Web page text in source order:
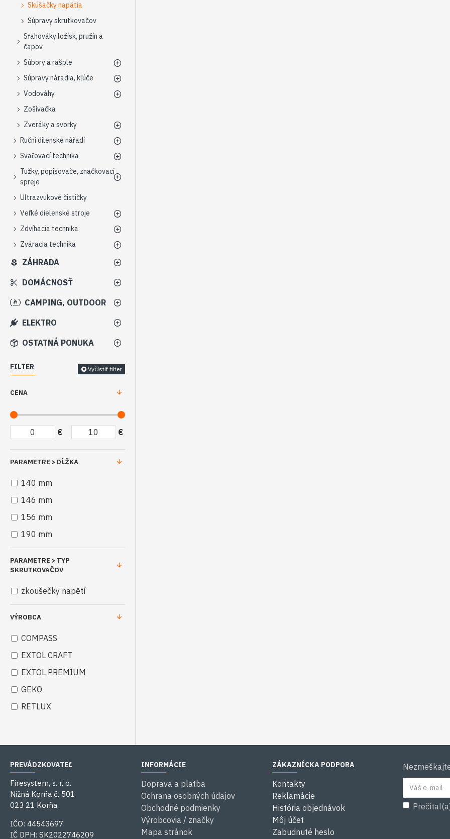
Skúšačky napätia
Súpravy skrutkovačov
Sťahováky ložísk, pružín a
čapov
Súbory a rašple
Súpravy náradia, kľúče
Vodováhy
Zošívačka
Zveráky a svorky
Ruční dílenské nářadí
Svařovací technika
Tužky, popisovače, značkovací
spreje
Ultrazvukové čističky
Veľké dielenské stroje
Zdvíhacia technika
Zváracia technika
ZÁHRADA
DOMÁCNOSŤ
CAMPING, OUTDOOR
ELEKTRO
OSTATNÁ PONUKA
FILTER Vyčistiť filter
CENA
€ €
VÝROBCA
COMPASS
EXTOL CRAFT
EXTOL PREMIUM
GEKO
RETLUX
PARAMETRE > DĹŽKA
140 mm
146 mm
156 mm
190 mm
PARAMETRE > TYP
SKRUTKOVAČOV
zkoušečky napětí
PREVÁDZKOVATEĽ
Firesystem, s. r. o.
Nižná Korňa č. 501
023 21 Korňa
IČO: 44543697
IČ DPH: SK2022746209
INFORMÁCIE
Doprava a platba
Ochrana osobných údajov
Obchodné podmienky
Výrobcovia / značky
Mapa stránok
ZÁKAZNÍCKA PODPORA
Kontakty
Reklamácie
História objednávok
Môj účet
Zabudnuté heslo